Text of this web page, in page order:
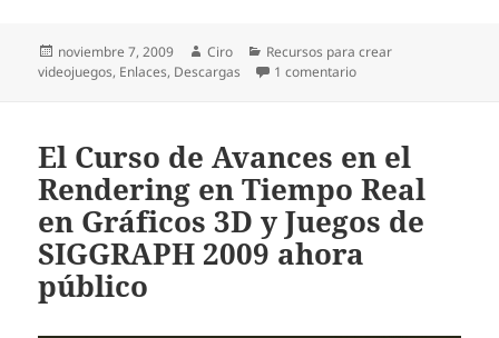
Publicado
el
noviembre 7, 2009 Autor
Ciro Categorías
Recursos para crear
videojuegos, Enlaces, Descargas 1 comentarioen Unity y Unreal
El Curso de Avances en el
Rendering en Tiempo Real
en Gráficos 3D y Juegos de
SIGGRAPH 2009 ahora
público